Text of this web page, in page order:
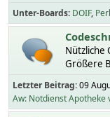
Unter-Boards DOIF
Nützliche
Größere
Letzter Beitrag:09
Aw: Notdienst Apotheke